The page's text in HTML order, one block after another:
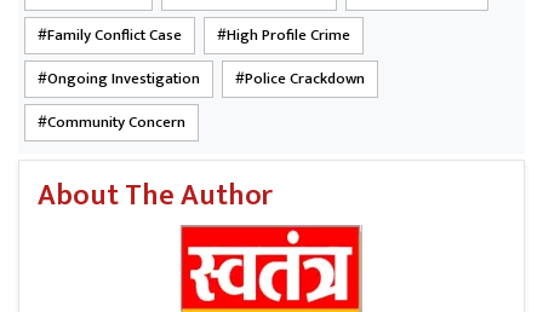
Family Conflict Case
High Profile Crime
Ongoing Investigation
Police Crackdown
Community Concern
About The Author